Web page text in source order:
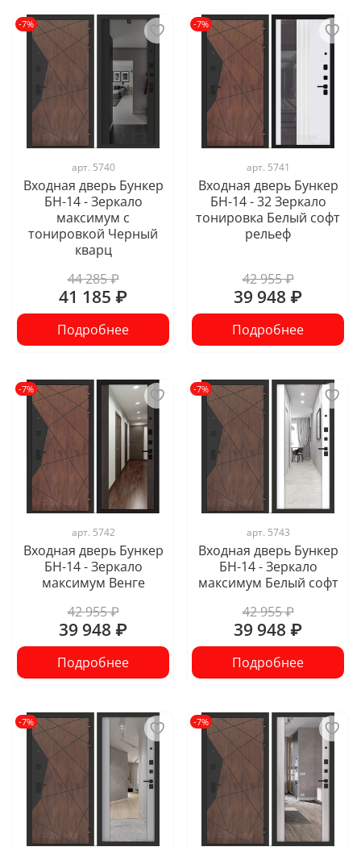
-7%
арт. 5740
Входная дверь Бункер
БН-14 - Зеркало
максимум с
тонировкой Черный
кварц
44 285 ₽
41 185 ₽
Подробнее
-7%
арт. 5741
Входная дверь Бункер
БН-14 - 32 Зеркало
тонировка Белый софт
рельеф
42 955 ₽
39 948 ₽
Подробнее
-7%
арт. 5742
Входная дверь Бункер
БН-14 - Зеркало
максимум Венге
42 955 ₽
39 948 ₽
Подробнее
-7%
арт. 5743
Входная дверь Бункер
БН-14 - Зеркало
максимум Белый софт
42 955 ₽
39 948 ₽
Подробнее
-7% -7%